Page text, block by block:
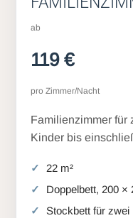
ab
119 €
pro Zimmer/Nacht
Familienzimmer für
Kinder bis
22 m²
Doppelbett, 200 ×
Stockbett für zwei